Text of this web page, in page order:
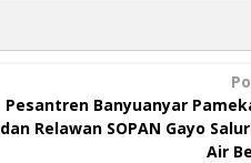
Pesantren Banyuanyar
dan Relawan SOPAN Gayo
Air